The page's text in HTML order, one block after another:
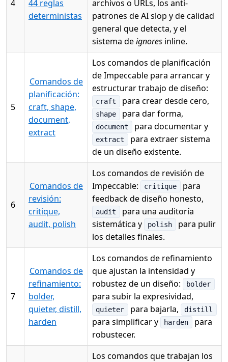
4
44 reglas
deterministas
archivos o URLs, los anti-
patrones de AI slop y de calidad
general que detecta, y el
sistema deignores inline.
5
Comandos de
planificación:
craft, shape,
document,
extract
Los comandos de planificación
de Impeccable para arrancar y
estructurar trabajo de diseño:
craft para crear desde cero,
shape para dar forma,
document para documentar y
extract
para extraer sistema
de un diseño existente.
6
Comandos de
revisión:
critique,
audit, polish
Los comandos de revisión de
Impeccable:
critique
para
feedback de diseño honesto,
audit
para una auditoría
sistemática y
polish
para pulir
los detalles finales.
7
Comandos de
refinamiento:
bolder,
quieter, distill,
harden
Los comandos de refinamiento
que ajustan la intensidad y
robustez de un diseño:
bolder
para subir la expresividad,
quieter para bajarla, distill
para simplificar y harden
para
robustecer.
Los comandos que trabajan los